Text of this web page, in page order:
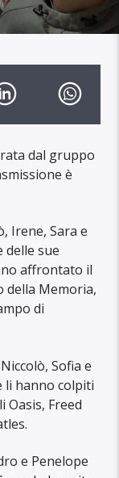
dal gruppo
è
Irene, Sara e
delle sue
affrontato il
della Memoria,
di
Sofia e
li hanno colpiti
Oasis, Freed
e Penelope